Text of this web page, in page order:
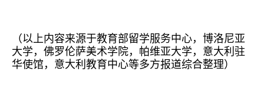
（以上内容来源于教育部留学服务中心，博洛尼亚
大学，佛罗伦萨美术学院，帕维亚大学，意大利驻
华使馆，意大利教育中心等多方报道综合整理）